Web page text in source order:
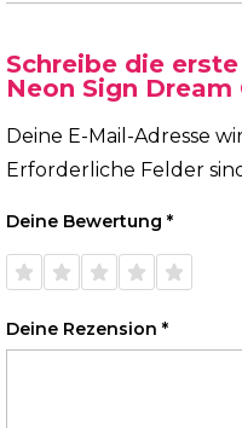
Schreibe die
Neon Sign Dream
Deine E-Mail-Adresse
Erforderliche Felder
Deine Bewertung *
1 von
5 Sternen
2 von
5 Sternen
3 von
5 Sternen
4 von
5 Sternen
5 von
5 Sternen
Deine Rezension *